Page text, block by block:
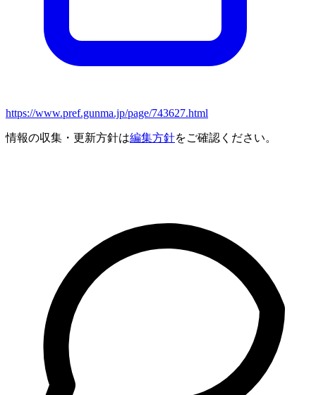
https://www.pref.gunma.jp/page/743627.html
情報の収集・更新方針は編集方針をご確認ください。